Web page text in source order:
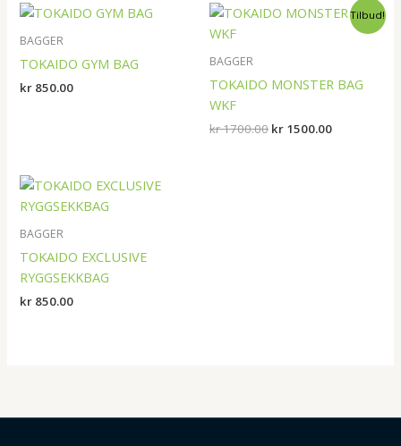
BAGGER
TOKAIDO GYM BAG
kr 850.00
Tilbud!
BAGGER
TOKAIDO MONSTER BAG
WKF
kr1700.00
Opprinnelig
kr 1500.00
Nåværende
pris
BAGGER
TOKAIDO EXCLUSIVE
RYGGSEKKBAG
kr 850.00